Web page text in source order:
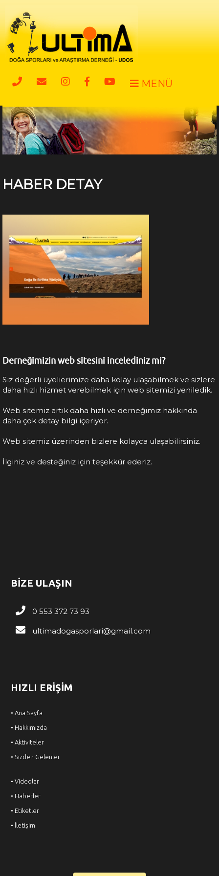
MENÜ
HABER DETAY
Derneğimizin web sitesini incelediniz mi?
Siz değerli üyelierimize daha kolay ulaşabilmek ve sizlere
daha hızlı hizmet verebilmek için web sitemizi yeniledik.
Web sitemiz artık daha hızlı ve derneğimiz hakkında
daha çok detay bilgi içeriyor.
Web sitemiz üzerinden bizlere kolayca ulaşabilirsiniz.
İlginiz ve desteğiniz için teşekkür ederiz.
BİZE ULAŞIN
0 553 372 73 93
ultimadogasporlari@gmail.com
HIZLI ERİŞİM
• Ana Sayfa
• Hakkımızda
• Aktiviteler
• Sizden Gelenler
• Videolar
• Haberler
• Etiketler
• İletişim